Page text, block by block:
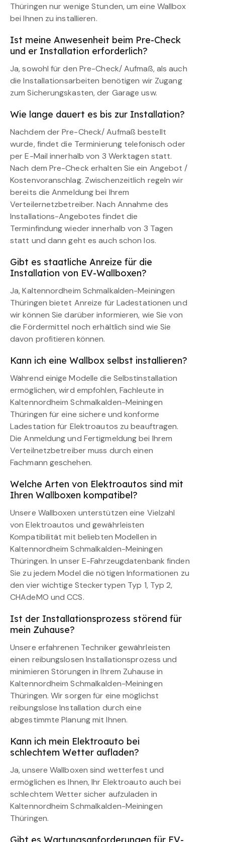
Thüringen nur wenige Stunden, um eine Wallbox
bei Ihnen zu installieren.
Ist meine Anwesenheit beim Pre-Check
und er Installation erforderlich?
Ja, sowohl für den Pre-Check/ Aufmaß, als auch
die Installationsarbeiten benötigen wir Zugang
zum Sicherungskasten, der Garage usw.
Wie lange dauert es bis zur Installation?
Nachdem der Pre-Check/ Aufmaß bestellt
wurde, findet die Terminierung telefonisch oder
per E-Mail innerhalb von 3 Werktagen statt.
Nach dem Pre-Check erhalten Sie ein Angebot /
Kostenvoranschlag. Zwischenzeitlich regeln wir
bereits die Anmeldung bei Ihrem
Verteilernetzbetreiber. Nach Annahme des
Installations-Angebotes findet die
Terminfindung wieder innerhalb von 3 Tagen
statt und dann geht es auch schon los.
Gibt es staatliche Anreize für die
Installation von EV-Wallboxen?
Ja, Kaltennordheim Schmalkalden-Meiningen
Thüringen bietet Anreize für Ladestationen und
wir können Sie darüber informieren, wie Sie von
die Fördermittel noch erhältlich sind wie Sie
davon profitieren können.
Kann ich eine Wallbox selbst installieren?
Während einige Modelle die Selbstinstallation
ermöglichen, wird empfohlen, Fachleute in
Kaltennordheim Schmalkalden-Meiningen
Thüringen für eine sichere und konforme
Ladestation für Elektroautos zu beauftragen.
Die Anmeldung und Fertigmeldung bei Ihrem
Verteilnetzbetreiber muss durch einen
Fachmann geschehen.
Welche Arten von Elektroautos sind mit
Ihren Wallboxen kompatibel?
Unsere Wallboxen unterstützen eine Vielzahl
von Elektroautos und gewährleisten
Kompatibilität mit beliebten Modellen in
Kaltennordheim Schmalkalden-Meiningen
Thüringen. In unser E-Fahrzeugdatenbank finden
Sie zu jedem Model die nötigen Informationen zu
den vier wichtige Steckertypen Typ 1, Typ 2,
CHAdeMO und CCS.
Ist der Installationsprozess störend für
mein Zuhause?
Unsere erfahrenen Techniker gewährleisten
einen reibungslosen Installationsprozess und
minimieren Störungen in Ihrem Zuhause in
Kaltennordheim Schmalkalden-Meiningen
Thüringen. Wir sorgen für eine möglichst
reibungslose Installation durch eine
abgestimmte Planung mit Ihnen.
Kann ich mein Elektroauto bei
schlechtem Wetter aufladen?
Ja, unsere Wallboxen sind wetterfest und
ermöglichen es Ihnen, Ihr Elektroauto auch bei
schlechtem Wetter sicher aufzuladen in
Kaltennordheim Schmalkalden-Meiningen
Thüringen.
Gibt es Wartungsanforderungen für EV-